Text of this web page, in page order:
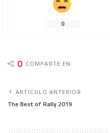
0
0 COMPARTE EN
ARTICULO ANTERIOR
The Best of Rally 2019